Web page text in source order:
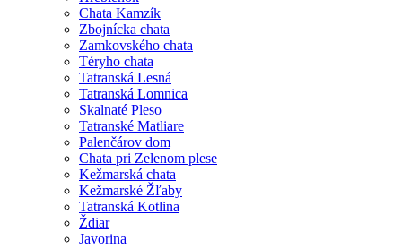
Chata Kamzík
Zbojnícka chata
Zamkovského chata
Téryho chata
Tatranská Lesná
Tatranská Lomnica
Skalnaté Pleso
Tatranské Matliare
Palenčárov dom
Chata pri Zelenom plese
Kežmarská chata
Kežmarské Žľaby
Tatranská Kotlina
Ždiar
Javorina